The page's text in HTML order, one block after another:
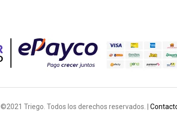
©2021 Triego. Todos los derechos reservados. |